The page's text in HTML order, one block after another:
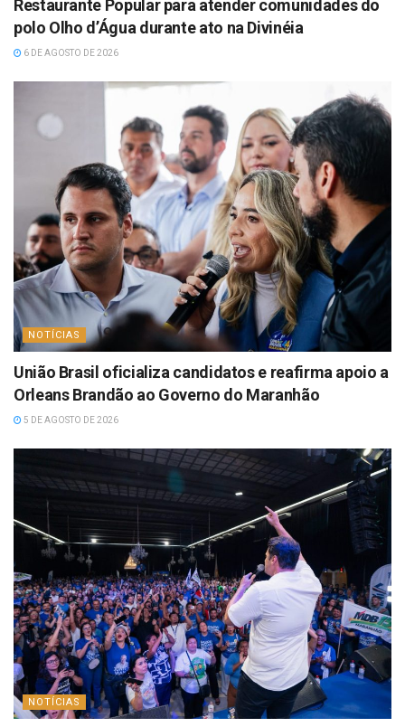
Restaurante Popular para atender comunidades do
polo Olho d’Água durante ato na Divinéia
6 DE AGOSTO DE 2026
NOTÍCIAS
União Brasil oficializa candidatos e reafirma apoio a
Orleans Brandão ao Governo do Maranhão
5 DE AGOSTO DE 2026
NOTÍCIAS